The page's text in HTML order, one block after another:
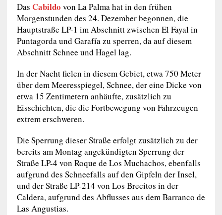
Das Cabildo von La Palma hat in den frühen
Morgenstunden des 24. Dezember begonnen, die
Hauptstraße LP-1 im Abschnitt zwischen El Fayal in
Puntagorda und Garafía zu sperren, da auf diesem
Abschnitt Schnee und Hagel lag.
In der Nacht fielen in diesem Gebiet, etwa 750 Meter
über dem Meeresspiegel, Schnee, der eine Dicke von
etwa 15 Zentimetern anhäufte, zusätzlich zu
Eisschichten, die die Fortbewegung von Fahrzeugen
extrem erschweren.
Die Sperrung dieser Straße erfolgt zusätzlich zu der
bereits am Montag angekündigten Sperrung der
Straße LP-4 von Roque de Los Muchachos, ebenfalls
aufgrund des Schneefalls auf den Gipfeln der Insel,
und der Straße LP-214 von Los Brecitos in der
Caldera, aufgrund des Abflusses aus dem Barranco de
Las Angustias.